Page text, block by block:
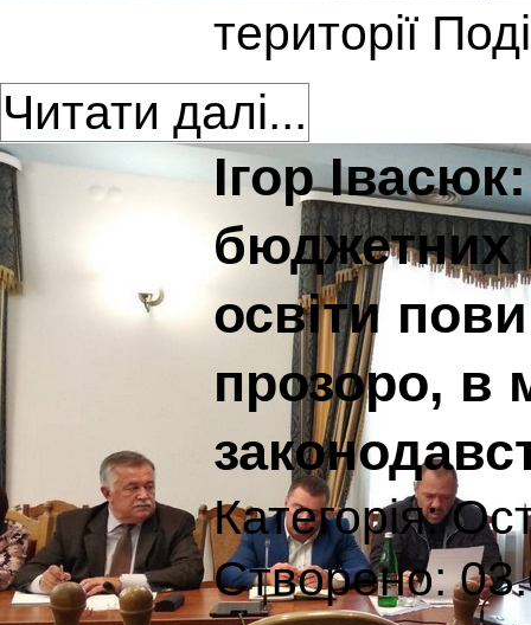
території
Читати далі...
Ігор
бюджетних
освіти
прозоро, в
Категорія:
Створено: